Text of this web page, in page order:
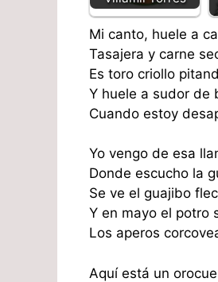
Mi canto, huele a
Tasajera y carne
Es toro criollo
Y huele a sudor de
Cuando estoy
Yo vengo de esa
Donde escucho la
Se ve el guajibo
Y en mayo el potro
Los aperos
Aquí está un